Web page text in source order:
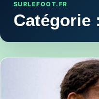
SURLEFOOT.FR
Catégorie